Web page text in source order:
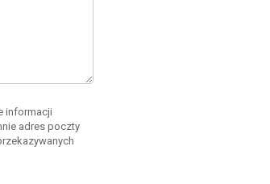
informacji
adres poczty